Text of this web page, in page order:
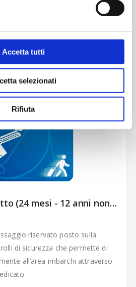
Accetta tutti
selezionati
Rifiuta
la
direzione
decrescente
Vedi
Fast Track – ridotto (24 mesi - 12 anni non compiuti)
riservato posto sulla
di sicurezza che permette di
all’area imbarchi attraverso